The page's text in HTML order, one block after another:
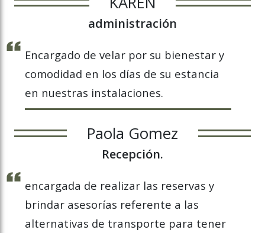
administración
Encargado de velar por su bienestar y
comodidad en los días de su estancia
en nuestras instalaciones.
Paola Gomez
Recepción.
encargada de realizar las reservas y
brindar asesorías referente a las
alternativas de transporte para tener